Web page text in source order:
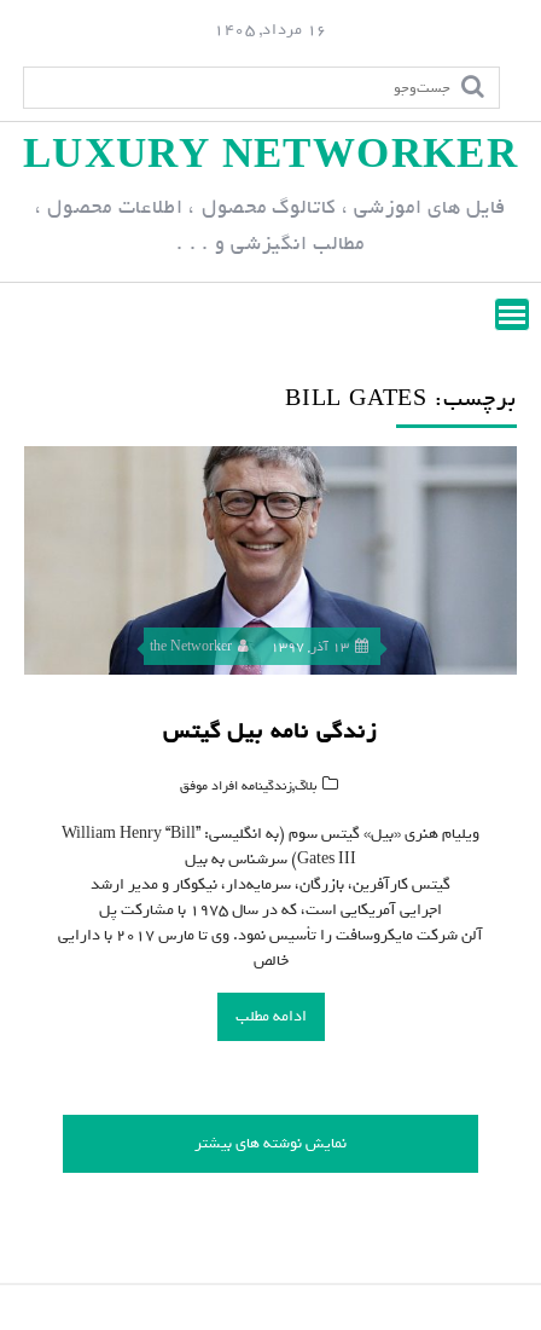
p
n
16 مرداد, 1405
LUXURY NETWORKER
فایل های اموزشی ، کاتالوگ محصول ، اطلاعات محصول ،
مطالب انگیزشی و . . .
برچسب: BILL GATES
13 آذر, 1397 the Networker
زندگی نامه بیل گیتس
بلاگ,زندگینامه افراد موفق
ویلیام هنری «بیل» گیتس سوم (به انگلیسی: William Henry “Bill”
Gates III) سرشناس به بیل
گیتس کارآفرین، بازرگان، سرمایه‌دار، نیکوکار و مدیر ارشد
اجرایی آمریکایی است، که در سال ۱۹۷۵ با مشارکت پل
آلن شرکت مایکروسافت را تأسیس نمود. وی تا مارس ۲۰۱۷ با دارایی
خالص
ادامه مطلب
نمایش نوشته های بیشتر